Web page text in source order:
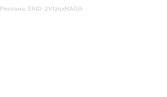
Реклама. ERID: 2VtzqxMAGjh